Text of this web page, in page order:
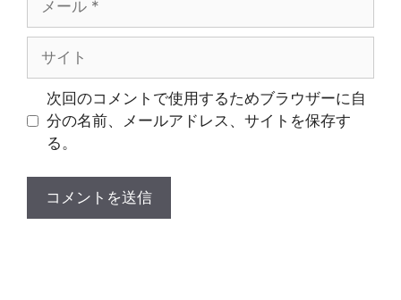
ル
次回のコメントで使用するためブラウザーに自
分の名前、メールアドレス、サイトを保存す
る。